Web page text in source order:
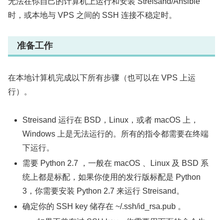
时，或本地与 VPS 之间的 SSH 连接不稳定时。
准备工作
在本地计算机完成以下所有步骤（也可以在 VPS 上运
行）。
Streisand 运行在 BSD，Linux，或者 macOS 上，
Windows 上是无法运行的。所有的指令都需要在终端
下运行。
需要 Python 2.7 ，一般在 macOS 、Linux 及 BSD 系
统上都是标配，如果你使用的发行版标配是 Python
3，你需要安装 Python 2.7 来运行 Streisand。
确定你的 SSH key 储存在 ~/.ssh/id_rsa.pub 。